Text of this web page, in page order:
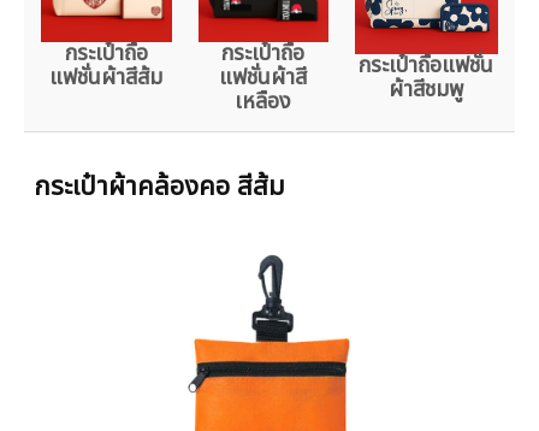
กระเป๋าถือ
แฟชั่นผ้าสีส้ม
กระเป๋าถือ
แฟชั่นผ้าสี
เหลือง
กระเป๋าถือแฟชั่น
ผ้าสีชมพู
กระเป๋าผ้าคล้องคอ สีส้ม